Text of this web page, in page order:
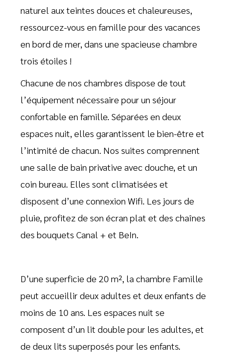
naturel aux teintes douces et chaleureuses,
ressourcez-vous en famille pour des vacances
en bord de mer, dans une spacieuse chambre
trois étoiles !
Chacune de nos chambres dispose de tout
l’équipement nécessaire pour un séjour
confortable en famille. Séparées en deux
espaces nuit, elles garantissent le bien-être et
l’intimité de chacun. Nos suites comprennent
une salle de bain privative avec douche, et un
coin bureau. Elles sont climatisées et
disposent d’une connexion Wifi. Les jours de
pluie, profitez de son écran plat et des chaînes
des bouquets Canal + et BeIn.
D’une superficie de 20 m², la chambre Famille
peut accueillir deux adultes et deux enfants de
moins de 10 ans. Les espaces nuit se
composent d’un lit double pour les adultes, et
de deux lits superposés pour les enfants.